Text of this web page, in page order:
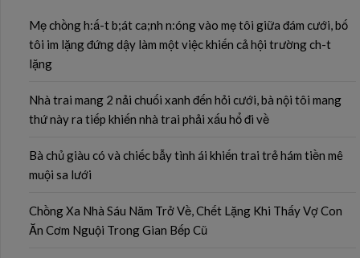
Mẹ chồng h:ấ-t b;át ca;nh n:óng vào mẹ tôi giữa đám cưới, bố
tôi im lặng đứng dậy làm một việc khiến cả hội trường ch-t
lặng
Nhà trai mang 2 nải chuối xanh đến hỏi cưới, bà nội tôi mang
thứ này ra tiếp khiến nhà trai phải xấu hổ đi về
Bà chủ giàu có và chiếc bẫy tình ái khiến trai trẻ hám tiền mê
muội sa lưới
Chồng Xa Nhà Sáu Năm Trở Về, Chết Lặng Khi Thấy Vợ Con
Ăn Cơm Nguội Trong Gian Bếp Cũ